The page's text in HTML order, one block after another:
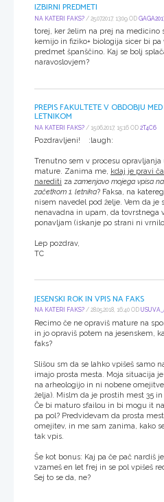
IZBIRNI PREDMETI
NA KATERI FAKS? / 25.07.2017, 13:09 OD
torej, ker želim na prej na medicino
kemijo in fiziko+ biologija sicer bi pa
predmet španščino. Kaj se bolj
naravoslovjem?
PREPIS FAKULTETE V OBDOBJU
LETNIKOM
NA KATERI FAKS? / 15.06.2017, 15:16 OD 2T4C6
Pozdravljeni! :laugh:
Trenutno sem v procesu
mature. Zanima me, kdaj je pravi
narediti zazamenjavo mojega vpisa
začetkom 1. letnika? Faksa, na
nisem navedel pod želje. Vem da je
nenavadna in upam, da tovrstnega
ponavljam (iskanje po strani ni
Lep pozdrav,
TC
JESENSKI ROK IN VPIS NA FAKS
NA KATERI FAKS? / 28.05.2018, 16:40 OD
Recimo če ne opraviš mature na
in jo opraviš potem na jesenskem,
faks?
Slišou sm da se lahko vpišeš samo
imajo prosta mesta. Moja situacija
na arheologijo in ni nobene
želja). Mislm da je prostih mest 35
Če bi maturo sfailou in bi mogu it
pa pol? Predvidevam da prosta
omejitev, in me sam zanima, kako
tak vpis.
Še kot bonus: Kaj pa če pač nardiš
vzameš en let frej in se pol vpišeš
Sej to se da, ne?